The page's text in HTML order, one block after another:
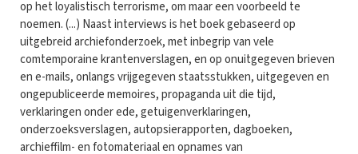
op het loyalistisch terrorisme, om maar een voorbeeld te
noemen. (...) Naast interviews is het boek gebaseerd op
uitgebreid archiefonderzoek, met inbegrip van vele
comtemporaine krantenverslagen, en op onuitgegeven brieven
en e-mails, onlangs vrijgegeven staatsstukken, uitgegeven en
ongepubliceerde memoires, propaganda uit die tijd,
verklaringen onder ede, getuigenverklaringen,
onderzoeksverslagen, autopsierapporten, dagboeken,
archieffilm- en fotomateriaal en opnames van